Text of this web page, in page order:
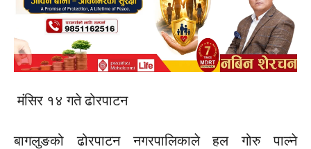
मंसिर १४ गते ढोरपाटन
बागलुङको ढोरपाटन नगरपालिकाले हल गोरु पाल्ने